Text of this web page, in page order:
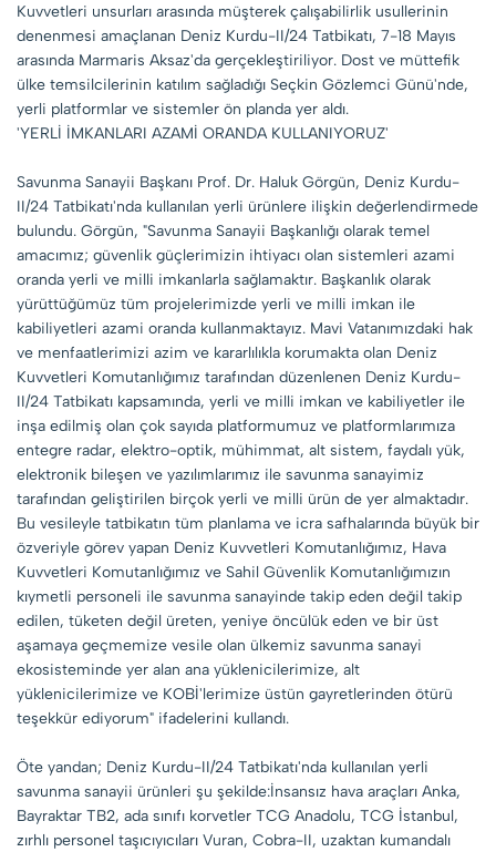
Kuvvetleri unsurları arasında müşterek çalışabilirlik usullerinin
denenmesi amaçlanan Deniz Kurdu-II/24 Tatbikatı, 7-18 Mayıs
arasında Marmaris Aksaz'da gerçekleştiriliyor. Dost ve müttefik
ülke temsilcilerinin katılım sağladığı Seçkin Gözlemci Günü'nde,
yerli platformlar ve sistemler ön planda yer aldı.
'YERLİ İMKANLARI AZAMİ ORANDA KULLANIYORUZ'
Savunma Sanayii Başkanı Prof. Dr. Haluk Görgün, Deniz Kurdu-
II/24 Tatbikatı'nda kullanılan yerli ürünlere ilişkin değerlendirmede
bulundu. Görgün, "Savunma Sanayii Başkanlığı olarak temel
amacımız; güvenlik güçlerimizin ihtiyacı olan sistemleri azami
oranda yerli ve milli imkanlarla sağlamaktır. Başkanlık olarak
yürüttüğümüz tüm projelerimizde yerli ve milli imkan ile
kabiliyetleri azami oranda kullanmaktayız. Mavi Vatanımızdaki hak
ve menfaatlerimizi azim ve kararlılıkla korumakta olan Deniz
Kuvvetleri Komutanlığımız tarafından düzenlenen Deniz Kurdu-
II/24 Tatbikatı kapsamında, yerli ve milli imkan ve kabiliyetler ile
inşa edilmiş olan çok sayıda platformumuz ve platformlarımıza
entegre radar, elektro-optik, mühimmat, alt sistem, faydalı yük,
elektronik bileşen ve yazılımlarımız ile savunma sanayimiz
tarafından geliştirilen birçok yerli ve milli ürün de yer almaktadır.
Bu vesileyle tatbikatın tüm planlama ve icra safhalarında büyük bir
özveriyle görev yapan Deniz Kuvvetleri Komutanlığımız, Hava
Kuvvetleri Komutanlığımız ve Sahil Güvenlik Komutanlığımızın
kıymetli personeli ile savunma sanayinde takip eden değil takip
edilen, tüketen değil üreten, yeniye öncülük eden ve bir üst
aşamaya geçmemize vesile olan ülkemiz savunma sanayi
ekosisteminde yer alan ana yüklenicilerimize, alt
yüklenicilerimize ve KOBİ'lerimize üstün gayretlerinden ötürü
teşekkür ediyorum" ifadelerini kullandı.
Öte yandan; Deniz Kurdu-II/24 Tatbikatı'nda kullanılan yerli
savunma sanayii ürünleri şu şekilde:İnsansız hava araçları Anka,
Bayraktar TB2, ada sınıfı korvetler TCG Anadolu, TCG İstanbul,
zırhlı personel taşıcıyıcıları Vuran, Cobra-II, uzaktan kumandalı